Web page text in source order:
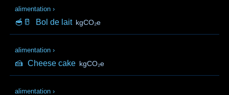
alimentation ›
🥣🥛 Bol de lait kgCO₂e
alimentation ›
🍰 Cheese cake kgCO₂e
alimentation ›